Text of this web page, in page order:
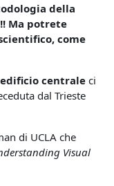
della
Ma potrete
come
centrale ci
dal Trieste
di UCLA che
Visual